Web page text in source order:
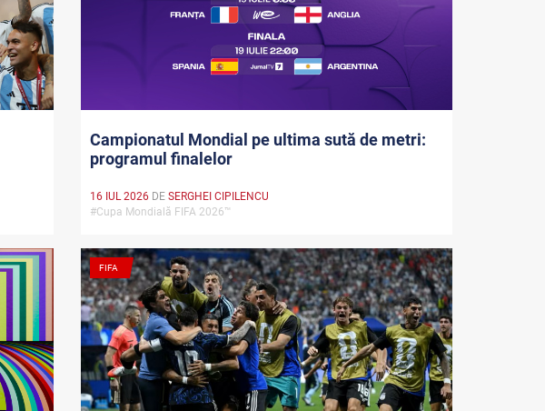
Campionatul Mondial pe ultima sută de metri:
programul finalelor
16 IUL 2026 DESERGHEI CIPILENCU
#Cupa Mondială FIFA 2026™
FIFA